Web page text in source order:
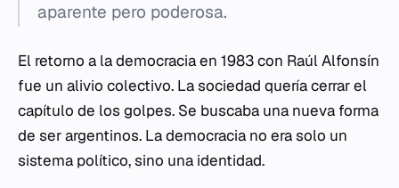
aparente pero poderosa.
El retorno a la democracia en 1983 con Raúl Alfonsín
fue un alivio colectivo. La sociedad quería cerrar el
capítulo de los golpes. Se buscaba una nueva forma
de ser argentinos. La democracia no era solo un
sistema político, sino una identidad.